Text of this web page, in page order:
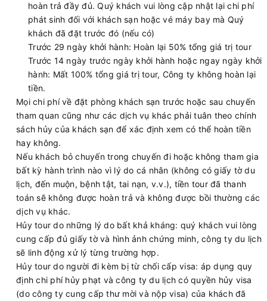
hoàn trả đầy đủ. Quý khách vui lòng cập nhật lại chi phí
phát sinh đối với khách sạn hoặc vé máy bay mà Quý
khách đã đặt trước đó (nếu có)
Trước 29 ngày khởi hành: Hoàn lại 50% tổng giá trị tour
Trước 14 ngày trước ngày khởi hành hoặc ngay ngày khởi
hành: Mất 100% tổng giá trị tour, Công ty không hoàn lại
tiền.
Mọi chi phí về đặt phòng khách sạn trước hoặc sau chuyến
tham quan cũng như các dịch vụ khác phải tuân theo chính
sách hủy của khách sạn để xác định xem có thể hoàn tiền
hay không.
Nếu khách bỏ chuyến trong chuyến đi hoặc không tham gia
bất kỳ hành trình nào vì lý do cá nhân (không có giấy tờ du
lịch, đến muộn, bệnh tật, tai nạn, v.v.), tiền tour đã thanh
toán sẽ không được hoàn trả và không được bồi thường các
dịch vụ khác.
Hủy tour do những lý do bất khả kháng: quý khách vui lòng
cung cấp đủ giấy tờ và hình ảnh chứng minh, công ty du lịch
sẽ linh động xử lý từng trường hợp.
Hủy tour do người đi kèm bị từ chối cấp visa: áp dụng quy
định chi phí hủy phạt và công ty du lịch có quyền hủy visa
(do công ty cung cấp thư mời và nộp visa) của khách đã